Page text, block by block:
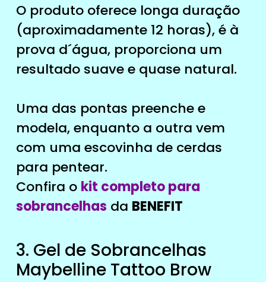
O produto oferece longa duração
(aproximadamente 12 horas), é à
prova d´água, proporciona um
resultado suave e quase natural.
Uma das pontas preenche e
modela, enquanto a outra vem
com uma escovinha de cerdas
para pentear.
Confira o kit completo para
sobrancelhas da BENEFIT
3. Gel de Sobrancelhas
Maybelline Tattoo Brow